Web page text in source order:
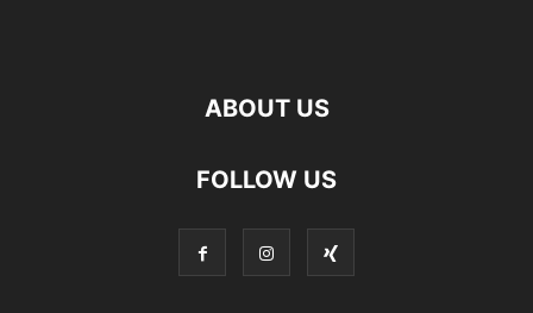
ABOUT US
FOLLOW US